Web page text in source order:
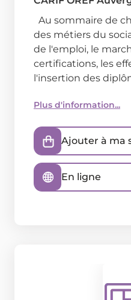
Au sommaire de
des métiers du
de l'emploi, le
certifications, les
l'insertion des
Plus d'information...
Ajouter à ma
En ligne